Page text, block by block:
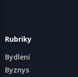
Rubriky
Bydlení
Byznys